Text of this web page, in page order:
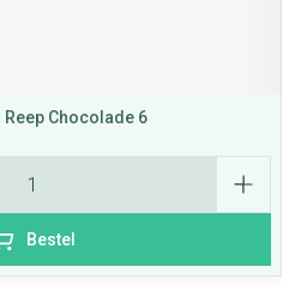
Chocolade 6
Bestel